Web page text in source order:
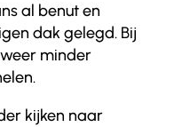
al benut en
dak gelegd. Bij
minder
kijken naar